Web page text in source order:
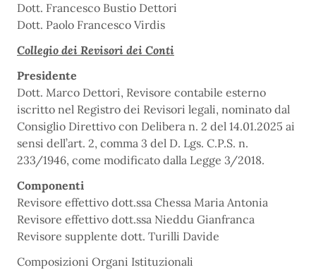
Dott. Francesco Bustio Dettori
Dott. Paolo Francesco Virdis
Collegio dei Revisori dei Conti
Presidente
Dott. Marco Dettori, Revisore contabile esterno
iscritto nel Registro dei Revisori legali, nominato dal
Consiglio Direttivo con Delibera n. 2 del 14.01.2025 ai
sensi dell’art. 2, comma 3 del D. Lgs. C.P.S. n.
233/1946, come modificato dalla Legge 3/2018.
Componenti
Revisore effettivo dott.ssa Chessa Maria Antonia
Revisore effettivo dott.ssa Nieddu Gianfranca
Revisore supplente dott. Turilli Davide
Composizioni Organi Istituzionali